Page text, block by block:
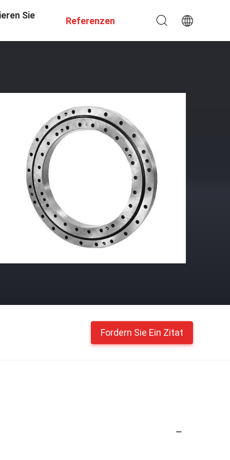
Sie
Referenzen
Fordern Sie Ein Zitat